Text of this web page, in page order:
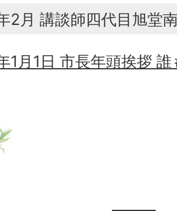
2月 講談師四代目旭堂
1月1日 市長年頭挨拶